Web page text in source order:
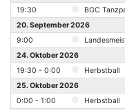
19:30
BGC
20. September 2026
9:00
24. Oktober 2026
19:30 - 0:00
Herbstball
25. Oktober 2026
0:00 - 1:00
Herbstball